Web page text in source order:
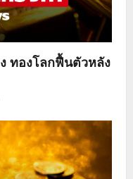
ทองโลกฟื้นตัวหลัง